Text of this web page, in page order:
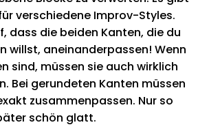
verschiedene Improv-Styles.
dass die beiden Kanten, die du
willst, aneinanderpassen! Wenn
sind, müssen sie auch wirklich
Bei gerundeten Kanten müssen
zusammenpassen. Nur so
schön glatt.